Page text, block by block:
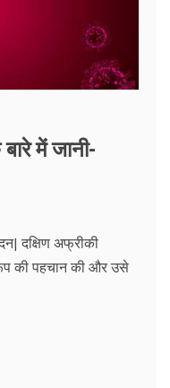
में जानी-
दक्षिण अफ्रीकी
की पहचान की और उसे